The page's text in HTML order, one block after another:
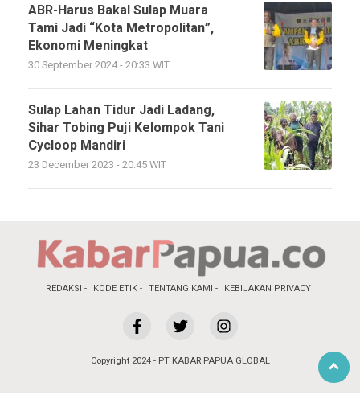
ABR-Harus Bakal Sulap Muara
Tami Jadi “Kota Metropolitan”,
Ekonomi Meningkat
30 September 2024 - 20:33 WIT
Sulap Lahan Tidur Jadi Ladang,
Sihar Tobing Puji Kelompok Tani
Cycloop Mandiri
23 December 2023 - 20:45 WIT
REDAKSI KODE ETIK TENTANG KAMI KEBIJAKAN PRIVACY
Copyright 2024 - PT KABAR PAPUA GLOBAL